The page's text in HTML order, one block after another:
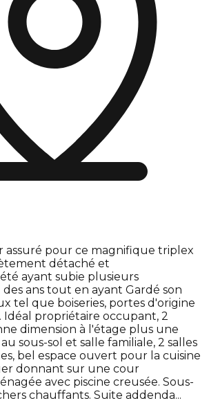
assuré pour ce magnifique triplex
détaché et
ayant subie plusieurs
ans tout en ayant Gardé son
tel que boiseries, portes d'origine
Idéal propriétaire occupant, 2
dimension à l'étage plus une
sous-sol et salle familiale, 2 salles
bel espace ouvert pour la cuisine
donnant sur une cour
avec piscine creusée. Sous-
chauffants. Suite addenda...